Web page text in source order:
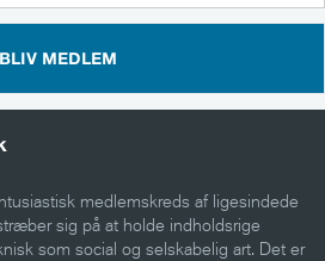
BLIV MEDLEM
medlemskreds af ligesindede
sig på at holde indholdsrige
som social og selskabelig art. Det er